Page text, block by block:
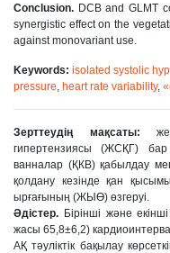
Conclusion. DCB and GLMT
synergistic effect on the
against monovariant use.
Keywords: isolated systolic
pressure heart rate variability,
Зерттеудің мақсаты:
гипертензиясы (ЖСҚГ) бар
ванналар (ҚКВ) қабылдау
қолдану кезінде қан
ырғағының (ЖЫӨ) өзгеруі.
Əдістер. Бірінші жəне
жасы 65,8±6,2)
АҚ тəуліктік бақылау